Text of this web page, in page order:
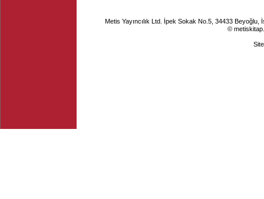
Metis Yayıncılık Ltd. İpek Sokak No.5, 34433
©